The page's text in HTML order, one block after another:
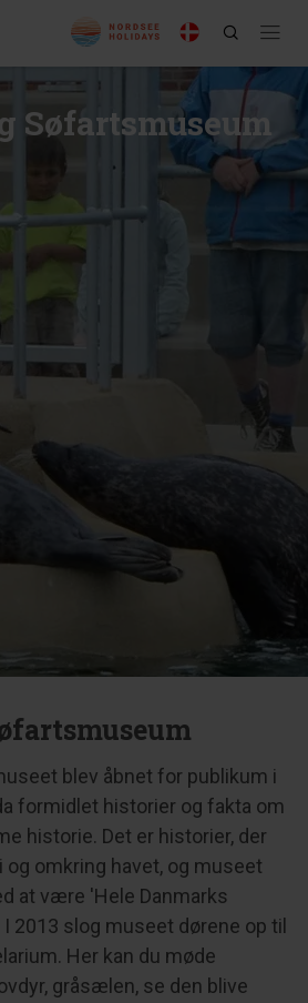
Søfartsmuseum
blev åbnet for publikum i
formidlet historier og fakta om
historie. Det er historier, der
og omkring havet, og museet
at være 'Hele Danmarks
2013 slog museet dørene op til
Her kan du møde
gråsælen, se den blive